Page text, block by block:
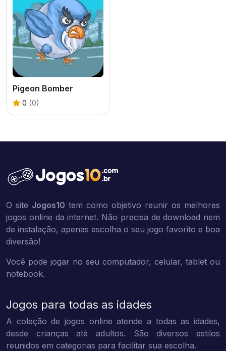
Pigeon Bomber
0 (0)
O site Jogos10 tem como objetivo reunir os melhores
jogos online da internet. Não precisa de download nem
de instalação, apenas escolha o seu jogo favorito e boa
diversão!
Você pode jogar no seu computador, celular, tablet ou
notebook.
Jogos para todas as idades
A coleção de jogos online atende a todas as idades,
desde crianças até adultos. São diversos estilos
reunidos em categorias para facilitar sua escolha.